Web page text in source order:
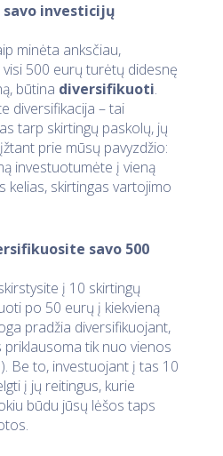
investicijų
minėta anksčiau,
500 eurų turėtų didesnę
būtina diversifikuoti.
diversifikacija – tai
tarp skirtingų paskolų, jų
prie mūsų pavyzdžio:
investuotumėte į vieną
kelias, skirtingas vartojimo
savo 500
į 10 skirtingų
po 50 eurų į kiekvieną
pradžia diversifikuojant,
priklausoma tik nuo vienos
Be to, investuojant į tas 10
į jų reitingus, kurie
būdu jūsų lėšos taps